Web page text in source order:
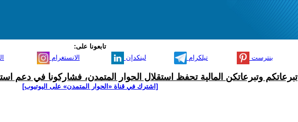
تابعونا على:
الانستغرام لينكدإن تيلكرام بنترست
تبرعاتكم وتبرعاتكن المالية تحفظ استقلال الحوار المتمدن، فشاركونا في دعم
[اشترك في قناة ‫«الحوار المتمدن» على اليوتيوب]